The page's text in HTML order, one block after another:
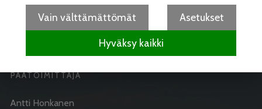
vuosaarilehti(at)vuosaarilehti.fi
PÄÄTOIMITTAJA
Antti Honkanen
Vain välttämättömät Asetukset
Hyväksy kaikki